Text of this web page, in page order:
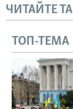
ЧИТАЙТЕ
ТОП-ТЕМА